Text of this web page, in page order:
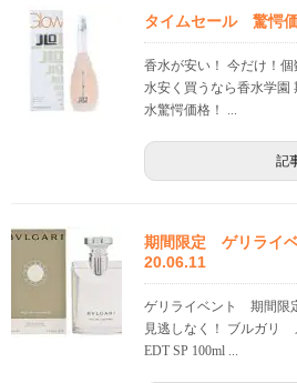
タイムセール 驚愕
香水が安い！ 今だけ！
水安く買うなら香水学
水驚愕価格！ ...
記
期間限定 ゲリライ
20.06.11
ゲリライベント 期間限
見逃しなく！ ブルガ
EDT SP 100ml ...